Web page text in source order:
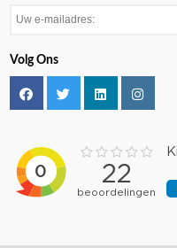
Volg Ons